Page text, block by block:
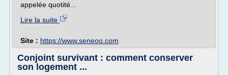
appelée quotité...
Lire la suite
Site : https://www.seneoo.com
Conjoint survivant : comment conserver
son logement ...